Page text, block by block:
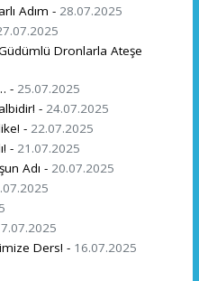
Adım - 28.07.2025
Dronlarla Ateşe
- 25.07.2025
- 24.07.2025
- 22.07.2025
- 21.07.2025
Adı - 20.07.2025
Ders! - 16.07.2025